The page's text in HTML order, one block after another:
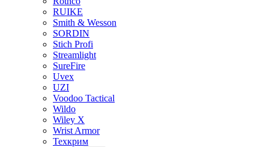
RUIKE
Smith & Wesson
SORDIN
Stich Profi
Streamlight
SureFire
Uvex
UZI
Voodoo Tactical
Wildo
Wiley X
Wrist Armor
Техкрим